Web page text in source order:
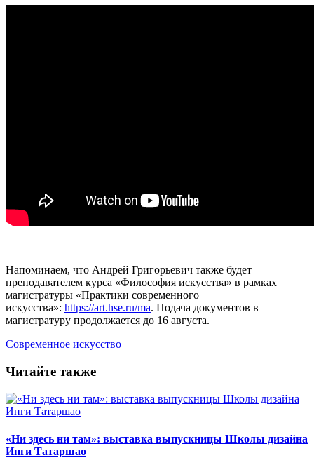
Напоминаем, что Андрей Григорьевич также будет
преподавателем курса «Философия искусства» в рамках
магистратуры «Практики современного
искусства»: https://art.hse.ru/ma. Подача документов в
магистратуру продолжается до 16 августа.
Современное искусство
Читайте также
«Ни здесь ни там»: выставка выпускницы Школы дизайна
Инги Татаршао